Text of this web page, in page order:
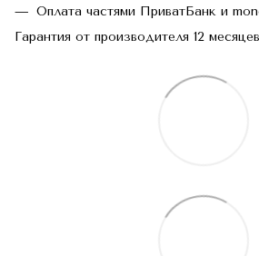
Оплата частями ПриватБанк и
Гарантия от производителя 12 месяцев